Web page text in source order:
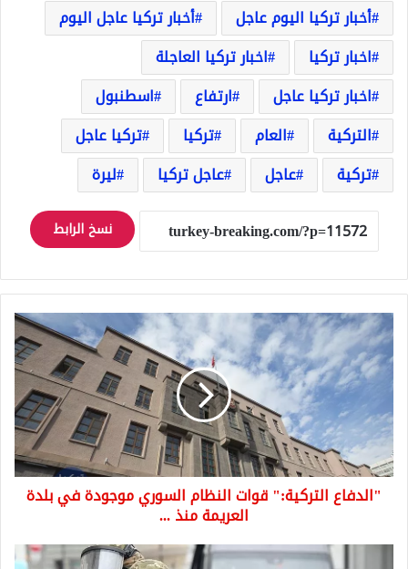
أخبار تركيا اليوم عاجل
أخبار تركيا عاجل اليوم
اخبار تركيا
اخبار تركيا العاجلة
اخبار تركيا عاجل
ارتفاع
اسطنبول
التركية
العام تركيا
تركيا عاجل
تركية
عاجل عاجل تركيا ليرة
نسخ الرابط
"الدفاع
التركية:"
قوات
النظام
موجودة
في
بلدة
العريمة
منذ"الدفاع التركية:" قوات النظام السوري موجودة في بلدة
العريمة منذ ...